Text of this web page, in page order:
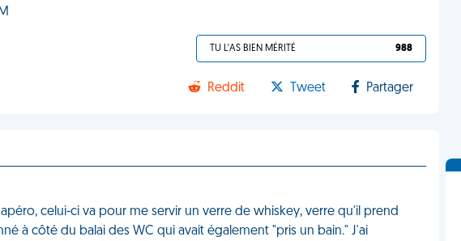
TU L'AS BIEN MÉRITÉ 988
Reddit Tweet Partager
celui-ci va pour me servir un verre de whiskey, verre qu'il prend
à côté du balai des WC qui avait également "pris un bain." J'ai